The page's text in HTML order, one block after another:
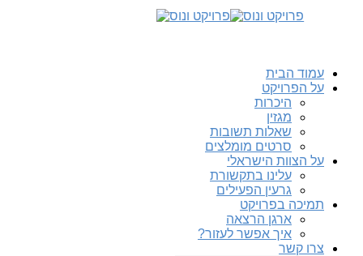
עמוד הבית
על הפרויקט
היכרות
מגזין
שאלות תשובות
סרטים מומלצים
על הצוות הישראלי
עלינו בתקשורת
גרעין הפעילים
תמיכה בפרויקט
ארגן הרצאה
איך אפשר לעזור?
צרו קשר